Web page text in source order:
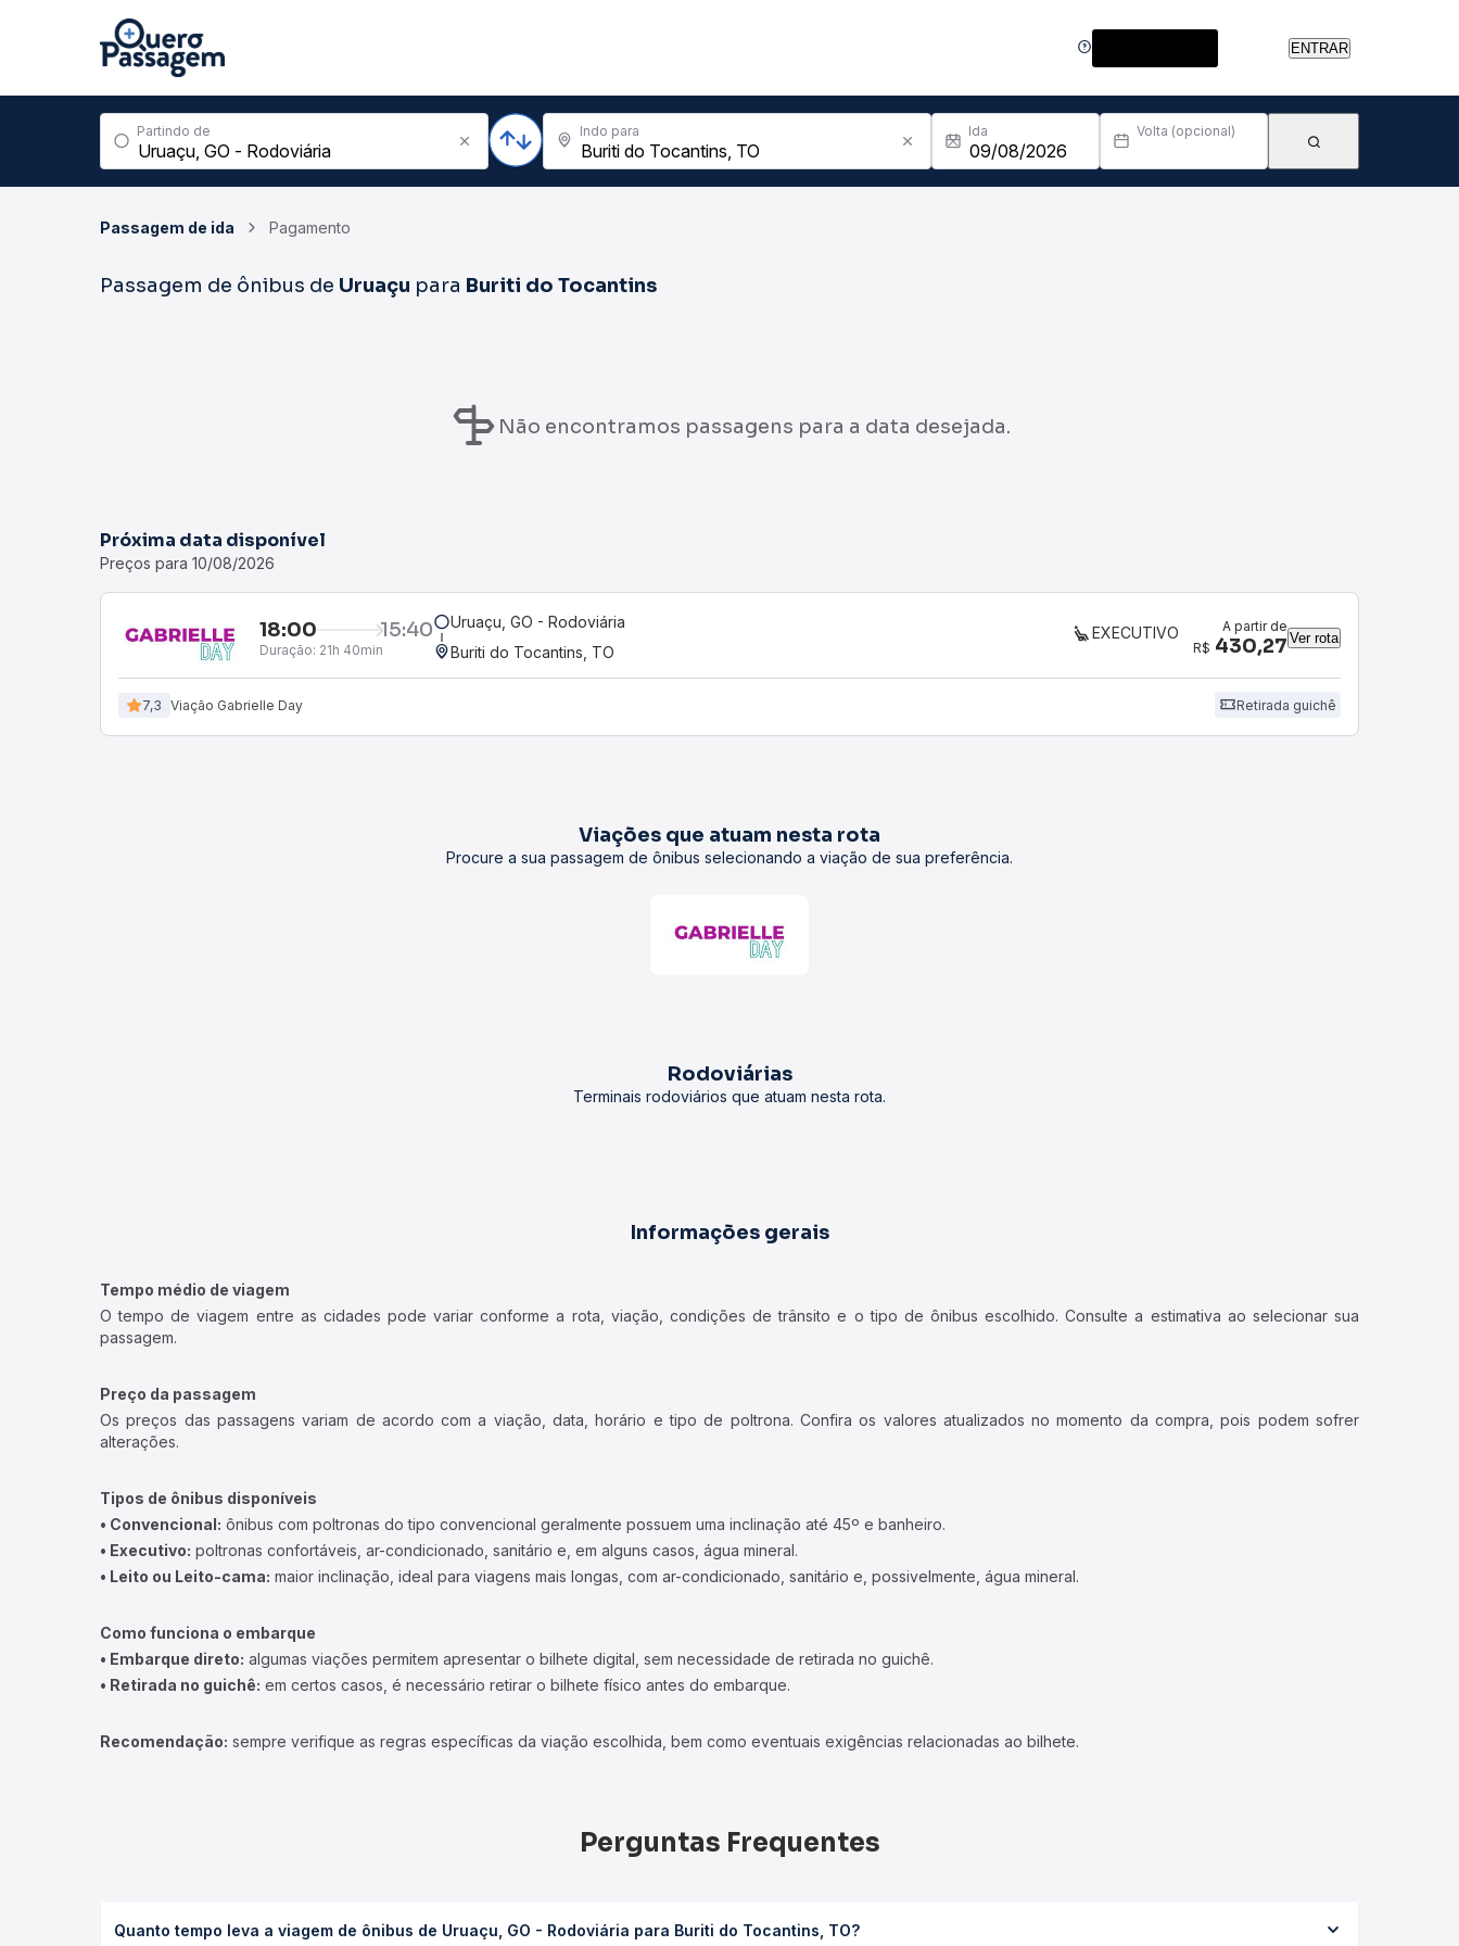
ENTRAR
Partindo de Indo para Ida Volta (opcional)
Passagem de ida Pagamento
Passagem de ônibus de Uruaçu para Buriti do Tocantins
Não encontramos passagens para a data desejada.
Próxima data disponível
Preços para 10/08/2026
18:00 15:40
Duração: 21h 40min
Uruaçu, GO - Rodoviária
Buriti do Tocantins, TO
EXECUTIVO
A partir de
R$ 430,27 Ver rota
7,3 Viação Gabrielle Day Retirada guichê
Viações que atuam nesta rota
Procure a sua passagem de ônibus selecionando a viação de sua preferência.
Rodoviárias
Terminais rodoviários que atuam nesta rota.
Informações gerais
Tempo médio de viagem
O tempo de viagem entre as cidades pode variar conforme a rota, viação, condições de trânsito e o tipo de ônibus escolhido. Consulte a estimativa ao selecionar sua
passagem.
Preço da passagem
Os preços das passagens variam de acordo com a viação, data, horário e tipo de poltrona. Confira os valores atualizados no momento da compra, pois podem sofrer
alterações.
Tipos de ônibus disponíveis
• Convencional: ônibus com poltronas do tipo convencional geralmente possuem uma inclinação até 45º e banheiro.
• Executivo: poltronas confortáveis, ar-condicionado, sanitário e, em alguns casos, água mineral.
• Leito ou Leito-cama: maior inclinação, ideal para viagens mais longas, com ar-condicionado, sanitário e, possivelmente, água mineral.
Como funciona o embarque
• Embarque direto: algumas viações permitem apresentar o bilhete digital, sem necessidade de retirada no guichê.
• Retirada no guichê: em certos casos, é necessário retirar o bilhete físico antes do embarque.
Recomendação: sempre verifique as regras específicas da viação escolhida, bem como eventuais exigências relacionadas ao bilhete.
Perguntas Frequentes
Quanto tempo leva a viagem de ônibus de Uruaçu, GO - Rodoviária para Buriti do Tocantins, TO?